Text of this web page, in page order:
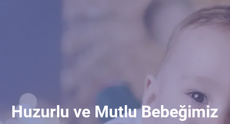
Huzurlu ve Mutlu Bebeğimiz